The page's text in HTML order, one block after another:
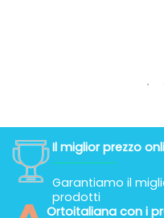
Il miglior prezzo
Garantiamo il
prodotti
Ortoitaliana con i